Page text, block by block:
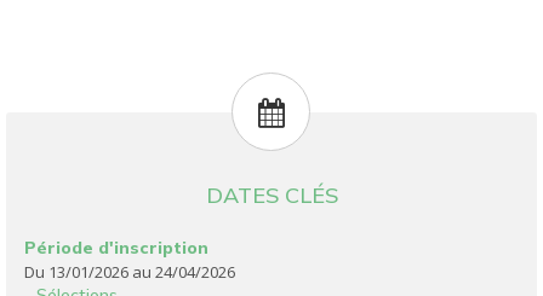
DATES CLÉS
Période d'inscription
Du 13/01/2026 au 24/04/2026